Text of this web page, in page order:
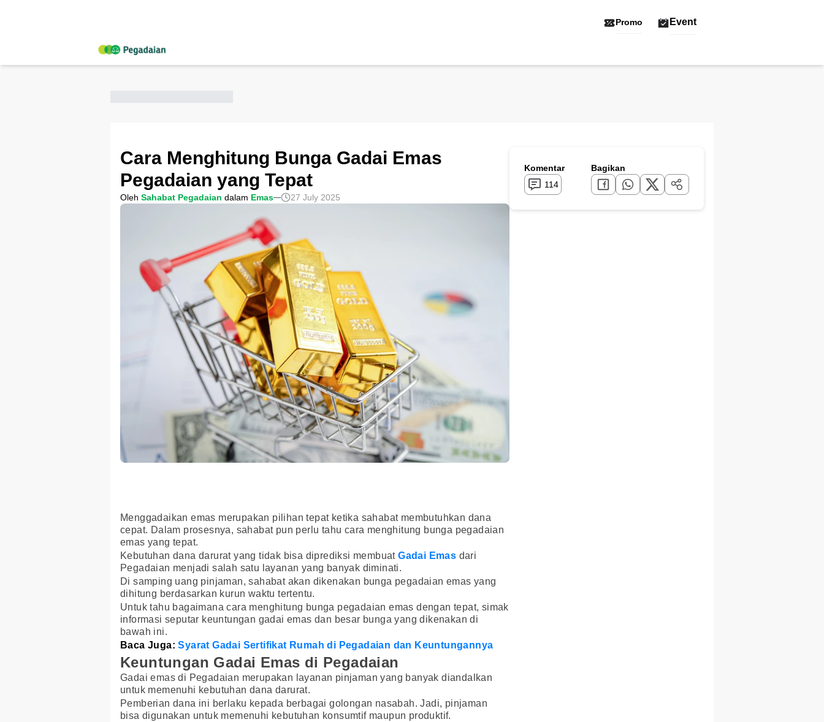
Promo Event
Cara Menghitung Bunga Gadai Emas
Pegadaian yang Tepat
Oleh Sahabat Pegadaian dalam Emas 27 July 2025
Menggadaikan emas merupakan pilihan tepat ketika sahabat membutuhkan dana
cepat. Dalam prosesnya, sahabat pun perlu tahu cara menghitung bunga pegadaian
emas yang tepat.
Kebutuhan dana darurat yang tidak bisa diprediksi membuatGadai Emas dari
Pegadaian menjadi salah satu layanan yang banyak diminati.
Di samping uang pinjaman, sahabat akan dikenakan bunga pegadaian emas yang
dihitung berdasarkan kurun waktu tertentu.
Untuk tahu bagaimana cara menghitung bunga pegadaian emas dengan tepat, simak
informasi seputar keuntungan gadai emas dan besar bunga yang dikenakan di
bawah ini.
Baca Juga:Syarat Gadai Sertifikat Rumah di Pegadaian dan Keuntungannya
Keuntungan Gadai Emas di Pegadaian
Gadai emas di Pegadaian merupakan layanan pinjaman yang banyak diandalkan
untuk memenuhi kebutuhan dana darurat.
Pemberian dana ini berlaku kepada berbagai golongan nasabah. Jadi, pinjaman
bisa digunakan untuk memenuhi kebutuhan konsumtif maupun produktif.
Komentar
114
Bagikan